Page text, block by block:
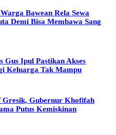
Bawean Rela Sewa
Demi Bisa Membawa Sang
Gus Ipul Pastikan Akses
Keluarga Tak Mampu
Gresik, Gubernur Khofifah
Putus Kemiskinan